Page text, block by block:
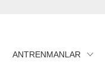
ANTRENMANLAR